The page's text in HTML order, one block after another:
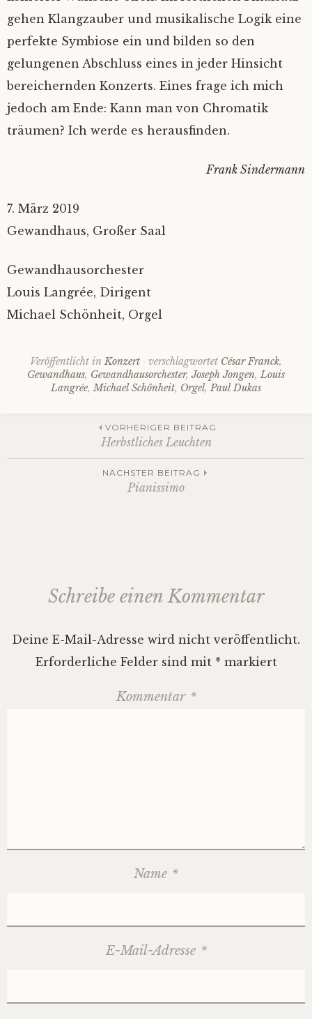
gehen Klangzauber und musikalische Logik eine
perfekte Symbiose ein und bilden so den
gelungenen Abschluss eines in jeder Hinsicht
bereichernden Konzerts. Eines frage ich mich
jedoch am Ende: Kann man von Chromatik
träumen? Ich werde es herausfinden.
Frank Sindermann
7. März 2019
Gewandhaus, Großer Saal
Gewandhausorchester
Louis Langrée, Dirigent
Michael Schönheit, Orgel
Veröffentlicht in Konzert verschlagwortet César Franck,
Gewandhaus, Gewandhausorchester,Joseph Jongen,Louis
Langrée,Michael Schönheit, Orgel, Paul Dukas
Beitrags-
Navigation
VORHERIGER BEITRAG
Herbstliches Leuchten
NÄCHSTER BEITRAG
Pianissimo
Schreibe einen Kommentar
Deine E-Mail-Adresse wird nicht veröffentlicht.
Erforderliche Felder sind mit * markiert
Kommentar *
Name *
E-Mail-Adresse *